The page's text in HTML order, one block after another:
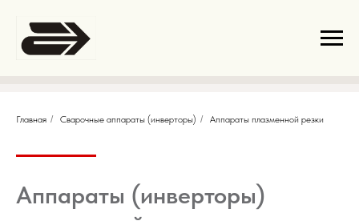
Главная / Сварочные аппараты (инверторы) / Аппараты плазменной резки
Аппараты (инверторы)